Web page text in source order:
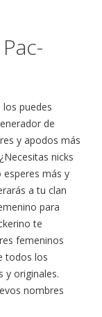
puedes
de
y apodos más
nicks
esperes más y
a tu clan
para
te
femeninos
todos los
y originales.
nombres